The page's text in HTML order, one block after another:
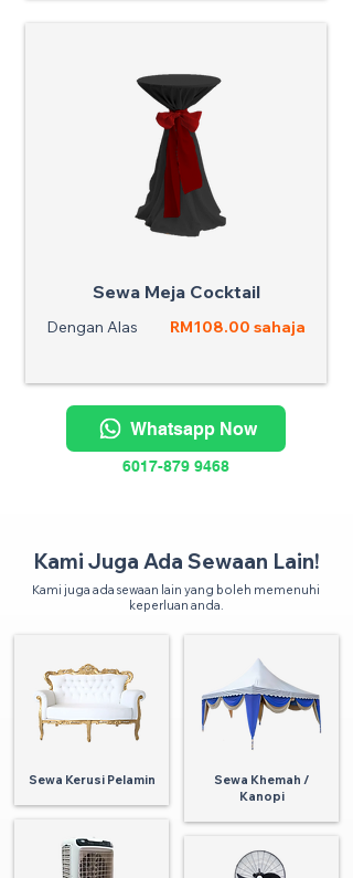
Sewa Meja Cocktail
Dengan Alas RM108.00 sahaja
Whatsapp Now
6017-879 9468
Kami Juga Ada Sewaan Lain!
Kami juga ada sewaan lain yang boleh memenuhi
keperluan anda.
Sewa Kerusi Pelamin
Sewa Khemah /
Kanopi